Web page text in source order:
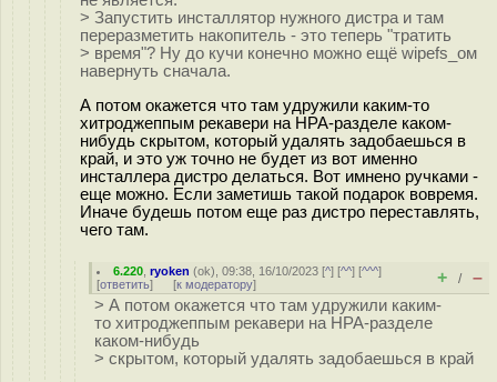
> Запустить инсталлятор нужного дистра и там
переразметить накопитель - это теперь "тратить
> время"? Ну до кучи конечно можно ещё wipefs_ом
навернуть сначала.
А потом окажется что там удружили каким-то
хитроджеппым рекавери на HPA-разделе каком-
нибудь скрытом, который удалять задобаешься в
край, и это уж точно не будет из вот именно
инсталлера дистро делаться. Вот имнено ручками -
еще можно. Если заметишь такой подарок вовремя.
Иначе будешь потом еще раз дистро переставлять,
чего там.
6.220 ,ryoken (ok), 09:38, 16/10/2023 [^] [^^] [^^^]
[ответить] [к модератору] + / –
> А потом окажется что там удружили каким-
то хитроджеппым рекавери на HPA-разделе
каком-нибудь
> скрытом, который удалять задобаешься в край